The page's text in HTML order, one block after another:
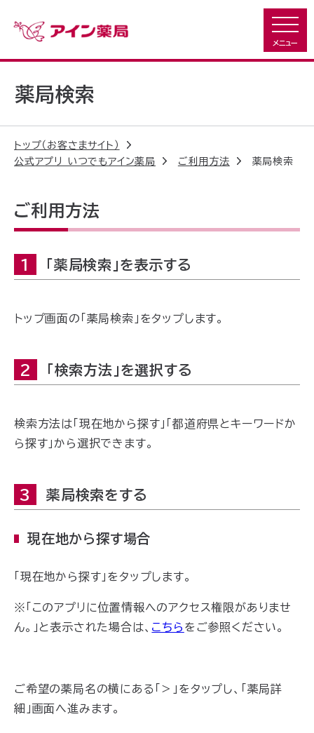
薬局検索
トップ（お客さまサイト）
公式アプリ いつでもアイン薬局
ご利用方法 薬局検索
ご利用方法
1 「薬局検索」を表示する
トップ画面の「薬局検索」をタップします。
2 「検索方法」を選択する
検索方法は「現在地から探す」「都道府県とキーワードか
ら探す」から選択できます。
3 薬局検索をする
現在地から探す場合
「現在地から探す」をタップします。
※「このアプリに位置情報へのアクセス権限がありませ
ん。」と表示された場合は、 こちら をご参照ください。
ご希望の薬局名の横にある「＞」をタップし、「薬局詳
細」画面へ進みます。